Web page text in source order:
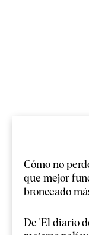
Cómo no
que mejor
bronceado
De 'El diario